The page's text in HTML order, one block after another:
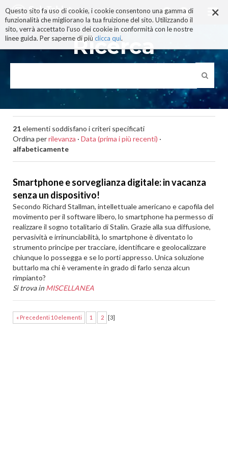
×
Questo sito fa uso di cookie, i cookie consentono una gamma di
funzionalità che migliorano la tua fruizione del sito. Utilizzando il
sito, verrà accettato l'uso dei cookie in conformità con le nostre
linee guida. Per saperne di più clicca qui.
ai
contenuti.
|
alla
navigazione
Ricerca
21elementi soddisfano i criteri specificati
Ordina perrilevanza · Data (prima i più recenti) ·
alfabeticamente
Smartphone e sorveglianza digitale: in vacanza
senza un dispositivo!
Secondo Richard Stallman, intellettuale americano e capofila del
movimento per il software libero, lo smartphone ha permesso di
realizzare il sogno totalitario di Stalin. Grazie alla sua diffusione,
pervasività e irrinunciabilità, lo smartphone è diventato lo
strumento principe per tracciare, identificare e geolocalizzare
chiunque lo possegga e se lo porti appresso. Unica soluzione
buttarlo ma chi è veramente in grado di farlo senza alcun
rimpianto?
Si trova in MISCELLANEA
« Precedenti 10 elementi 1 2 [3]